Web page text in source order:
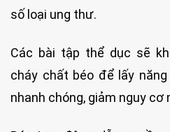
số loại ung thư.
Các bài tập thể dục sẽ
cháy chất béo để lấy
nhanh chóng, giảm nguy cơ